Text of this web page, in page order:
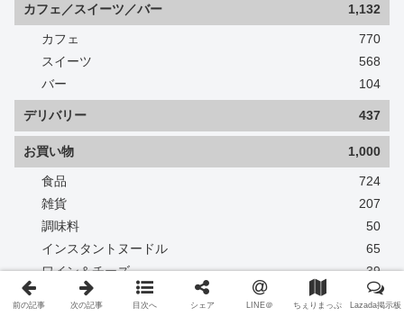
カフェ／スイーツ／バー 1,132
カフェ
770
スイーツ
568
バー
104
デリバリー 437
お買い物 1,000
食品
724
雑貨
207
調味料
50
インスタントヌードル
65
ワイン＆チーズ
39
ちぇり's チョイス 3
前の記事 次の記事 目次へ シェア LINE＠ ちぇりまっぷ Lazada掲示板